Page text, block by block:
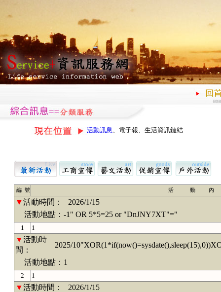
活動訊息、電子報、生活資訊鏈結
編 號 活 動 內
▼活動時間：
2026/1/15
活動地點：-1" OR 5*5=25 or "DnJNY7XT"="
1 1
▼活動時
間：
2025/
活動地點：1
2 1
▼活動時間：
2026/1/15